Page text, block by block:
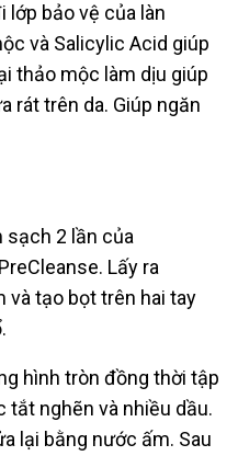
lớp bảovệ của làn
và Salicylic Acid giúp
thảo mộc làm dịu giúp
rát trên da. Giúp ngăn
2 lần của
PreCleanse. Lấy ra
và tạo bọt trên hai tay
hình tròn đồng thời tập
tắt nghẽn và nhiều dầu.
lại bằng nước ấm. Sau